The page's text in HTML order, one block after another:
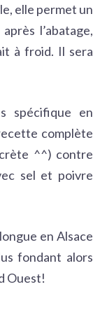
elle permet un
l’abatage,
à froid. Il sera
spécifique en
complète
^^) contre
sel et poivre
en Alsace
fondant alors
Ouest!